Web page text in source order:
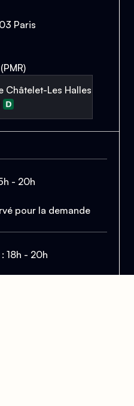
Paris
Châtelet-Les Halles
- 20h
pour la demande
18h - 20h